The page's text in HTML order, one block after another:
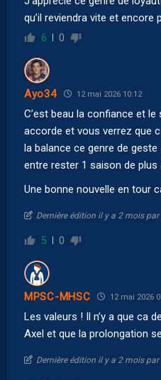
qu’il reviendra vite et encore
6 0
Ayo34 12 mai 2026 10:12
C’est beau la confiance et le
accorde et vous verrez que
la balance ce genre de geste
entre rester 1 saison de plus
Une bonne nouvelle en tour
Dernière édition il y a 2 mois
5 0
MPSC-MHSC 12 mai 2026
Les valeurs ! Il n’y a que ca
Axel et que la prolongation
Dernière édition il y a 2 mois par